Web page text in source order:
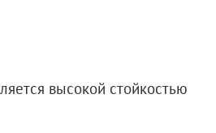
высокой стойкостью